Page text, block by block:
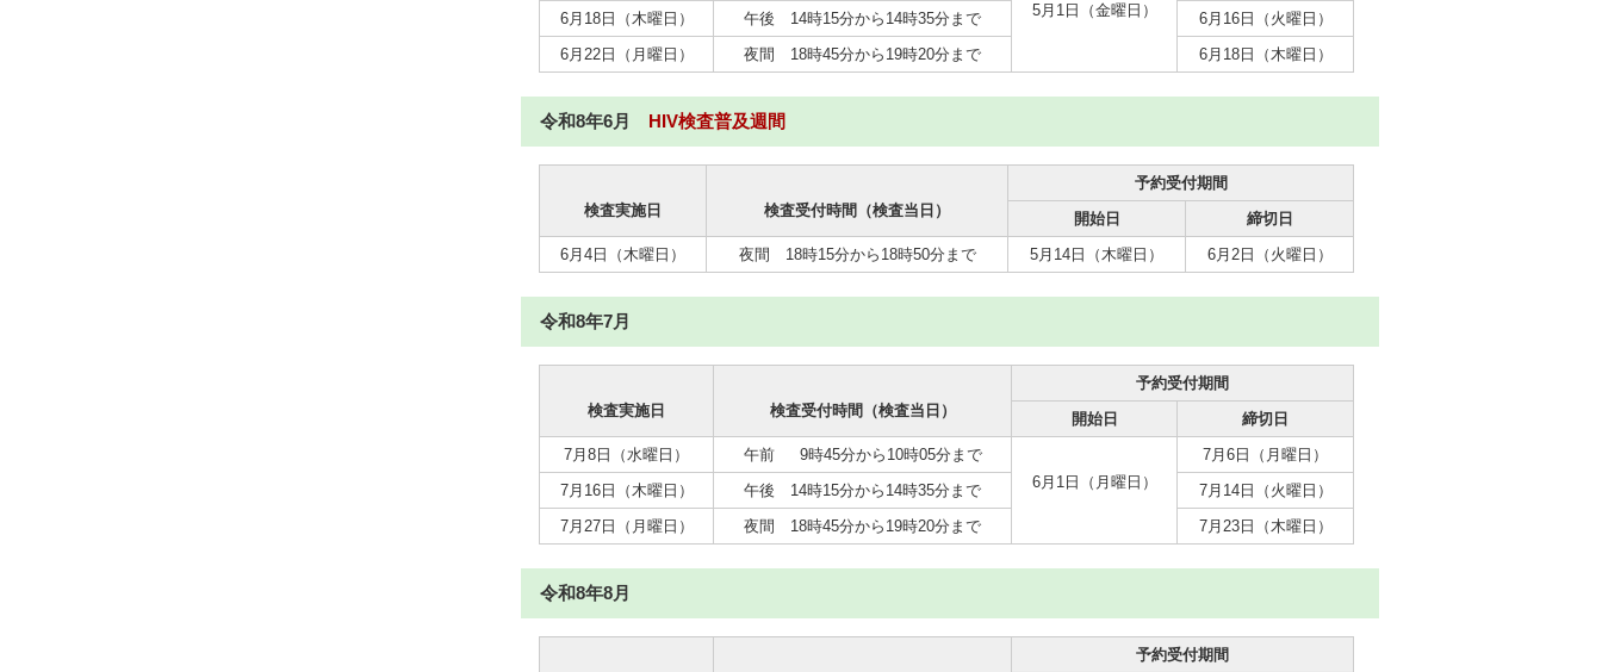
5月1日（金曜日）
6月18日（木曜日）
午後 14時15分から14時35分まで
6月16日（火曜日）
6月22日（月曜日）
夜間 18時45分から19時20分まで 6月18日（木曜日）
令和8年6月 HIV検査普及週間
検査実施日 検査受付時間（検査当日）
予約受付期間
開始日
締切日
6月4日（木曜日）
夜間 18時15分から18時50分まで 5月14日（木曜日） 6月2日（火曜日）
令和8年7月
検査実施日 検査受付時間（検査当日）
予約受付期間
開始日
締切日
7月8日（水曜日）
午前 9時45分から10時05分まで
6月1日（月曜日）
7月6日（月曜日）
7月16日（木曜日）
午後 14時15分から14時35分まで
7月14日（火曜日）
7月27日（月曜日）
夜間 18時45分から19時20分まで 7月23日（木曜日）
令和8年8月
予約受付期間